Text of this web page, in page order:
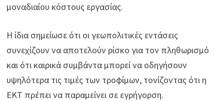
μοναδιαίου κόστους εργασίας.
Η ίδια σημείωσε ότι οι γεωπολιτικές εντάσεις
συνεχίζουν να αποτελούν ρίσκο για τον πληθωρισμό
και ότι καιρικά συμβάντα μπορεί να οδηγήσουν
υψηλότερα τις τιμές των τροφίμων, τονίζοντας ότι η
ΕΚΤ πρέπει να παραμείνει σε εγρήγορση.